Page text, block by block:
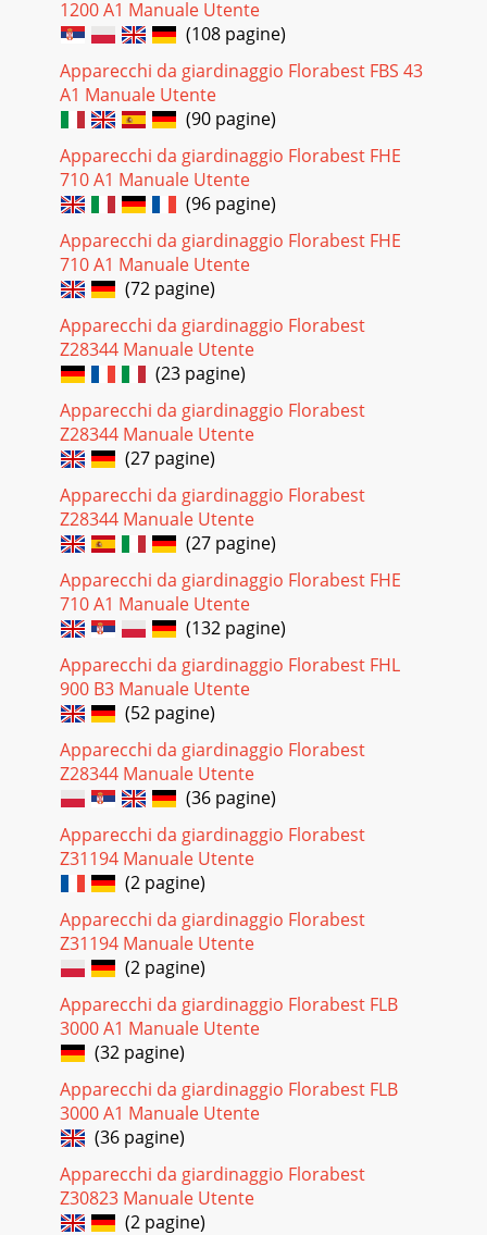
1200 A1 Manuale Utente
(108 pagine)
Apparecchi da giardinaggio Florabest FBS 43
A1 Manuale Utente
(90 pagine)
Apparecchi da giardinaggio Florabest FHE
710 A1 Manuale Utente
(96 pagine)
Apparecchi da giardinaggio Florabest FHE
710 A1 Manuale Utente
(72 pagine)
Apparecchi da giardinaggio Florabest
Z28344 Manuale Utente
(23 pagine)
Apparecchi da giardinaggio Florabest
Z28344 Manuale Utente
(27 pagine)
Apparecchi da giardinaggio Florabest
Z28344 Manuale Utente
(27 pagine)
Apparecchi da giardinaggio Florabest FHE
710 A1 Manuale Utente
(132 pagine)
Apparecchi da giardinaggio Florabest FHL
900 B3 Manuale Utente
(52 pagine)
Apparecchi da giardinaggio Florabest
Z28344 Manuale Utente
(36 pagine)
Apparecchi da giardinaggio Florabest
Z31194 Manuale Utente
(2 pagine)
Apparecchi da giardinaggio Florabest
Z31194 Manuale Utente
(2 pagine)
Apparecchi da giardinaggio Florabest FLB
3000 A1 Manuale Utente
(32 pagine)
Apparecchi da giardinaggio Florabest FLB
3000 A1 Manuale Utente
(36 pagine)
Apparecchi da giardinaggio Florabest
Z30823 Manuale Utente
(2 pagine)